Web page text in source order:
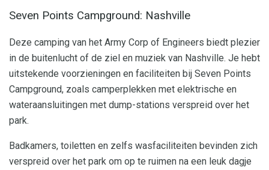
Seven Points Campground: Nashville
Deze camping van het Army Corp of Engineers biedt plezier
in de buitenlucht of de ziel en muziek van Nashville. Je hebt
uitstekende voorzieningen en faciliteiten bij Seven Points
Campground, zoals camperplekken met elektrische en
wateraansluitingen met dump-stations verspreid over het
park.
Badkamers, toiletten en zelfs wasfaciliteiten bevinden zich
verspreid over het park om op te ruimen na een leuk dagje